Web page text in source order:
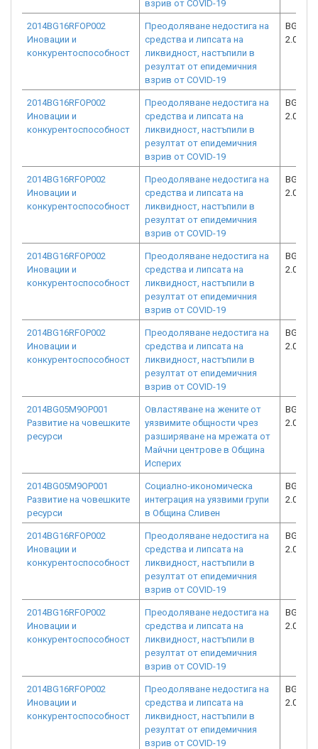
взрив от COVID-19
2014BG16RFOP002
Иновации и
конкурентоспособност
Преодоляване недостига на
средства и липсата на
ликвидност, настъпили в
резултат от епидемичния
взрив от COVID-19
2.073-
2014BG16RFOP002
Иновации и
конкурентоспособност
Преодоляване недостига на
средства и липсата на
ликвидност, настъпили в
резултат от епидемичния
взрив от COVID-19
2.073-
2014BG16RFOP002
Иновации и
конкурентоспособност
Преодоляване недостига на
средства и липсата на
ликвидност, настъпили в
резултат от епидемичния
взрив от COVID-19
2.073-
2014BG16RFOP002
Иновации и
конкурентоспособност
Преодоляване недостига на
средства и липсата на
ликвидност, настъпили в
резултат от епидемичния
взрив от COVID-19
2.073-
2014BG16RFOP002
Иновации и
конкурентоспособност
Преодоляване недостига на
средства и липсата на
ликвидност, настъпили в
резултат от епидемичния
взрив от COVID-19
2.073-
2014BG05M9OP001
Развитие на човешките
ресурси
Овластяване на жените от
уязвимите общности чрез
разширяване на мрежата от
Майчни центрове в Община
Исперих
2.033-
2014BG05M9OP001
Развитие на човешките
ресурси
Социално-икономическа
интеграция на уязвими групи
в Община Сливен
2.018-
2014BG16RFOP002
Иновации и
конкурентоспособност
Преодоляване недостига на
средства и липсата на
ликвидност, настъпили в
резултат от епидемичния
взрив от COVID-19
2.073-
2014BG16RFOP002
Иновации и
конкурентоспособност
Преодоляване недостига на
средства и липсата на
ликвидност, настъпили в
резултат от епидемичния
взрив от COVID-19
2.073-
2014BG16RFOP002
Иновации и
конкурентоспособност
Преодоляване недостига на
средства и липсата на
ликвидност, настъпили в
резултат от епидемичния
взрив от COVID-19
2.073-